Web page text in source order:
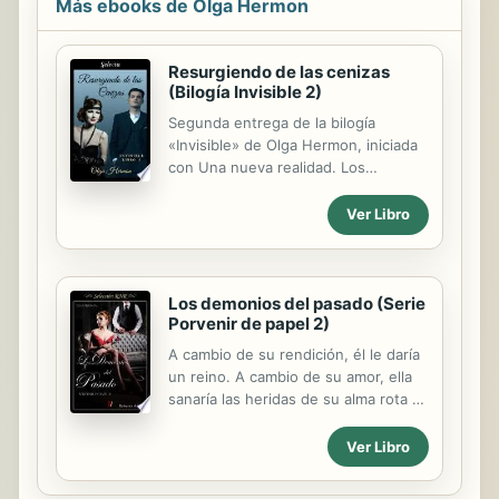
Más ebooks de Olga Hermon
Resurgiendo de las cenizas
(Bilogía Invisible 2)
Segunda entrega de la bilogía
«Invisible» de Olga Hermon, iniciada
con Una nueva realidad. Los
volverán a reencontrar después de
muchos años pero... ¿conseguirán
necesito tu olvido. Ni te debo ni me
debes nada... A fuerza de tesón y
lágrimas, Regina Sampiers se
levantó, recuperó su apellido y
continuó con su vida. Hoy trabaja
con ahínco, ha obligado a su mente a
para ir en busca de su ansiado
sueño; solo que su corazón herido,
difícil de restaurar, mantiene vívida la
Ver Libro
Los demonios del pasado (Serie
Porvenir de papel 2)
A cambio de su rendición, él le daría
un reino. A cambio de su amor, ella
sanaría las heridas de su alma rota y
incondicional de don Ricardo, su
padre y su gran amiga Giselle,
Ver Libro